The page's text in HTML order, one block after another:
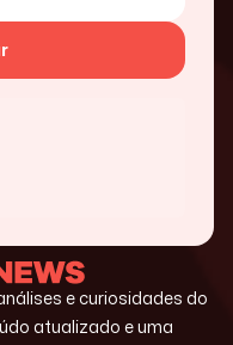
e curiosidades do
atualizado e uma